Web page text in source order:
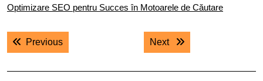
Optimizare SEO pentru Succes în Motoarele de Căutare
Navigare
în
PreviousPrevious post: Next Next post: